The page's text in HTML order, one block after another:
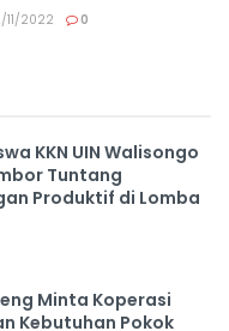
11/2022 0
KKN UIN Walisongo
Tuntang
Produktif di Lomba
Minta Koperasi
Kebutuhan Pokok